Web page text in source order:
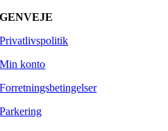
GENVEJE
Privatlivspolitik
Min konto
Forretningsbetingelser
Parkering